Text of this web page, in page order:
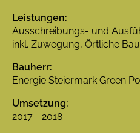
Leistungen:
Ausschreibungs- und
inkl. Zuwegung, Örtliche
Bauherr:
Energie Steiermark Green
Umsetzung:
2017 - 2018